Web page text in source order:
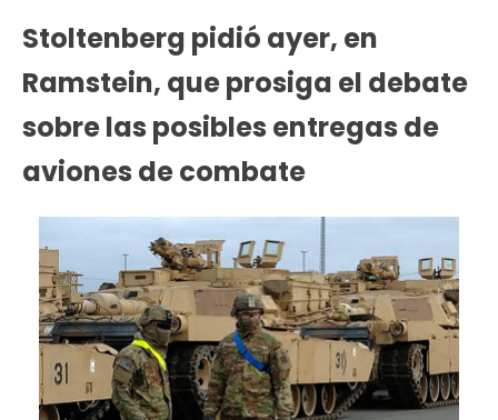
Stoltenberg pidió ayer, en
Ramstein, que prosiga el debate
sobre las posibles entregas de
aviones de combate